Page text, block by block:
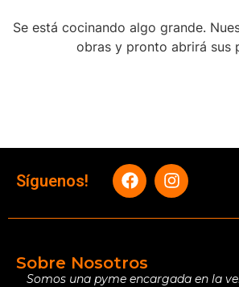
Se está cocinando algo grande.
obras y pronto abrirá sus
Síguenos!
Sobre Nosotros
Somos una pyme encargada en la